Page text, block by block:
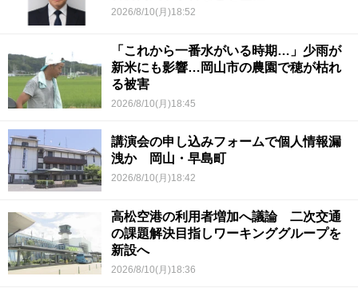
2026/8/10(月)18:52
「これから一番水がいる時期…」少雨が
新米にも影響…岡山市の農園で穂が枯れ
る被害
2026/8/10(月)18:45
講演会の申し込みフォームで個人情報漏
洩か 岡山・早島町
2026/8/10(月)18:42
高松空港の利用者増加へ議論 二次交通
の課題解決目指しワーキンググループを
新設へ
2026/8/10(月)18:36